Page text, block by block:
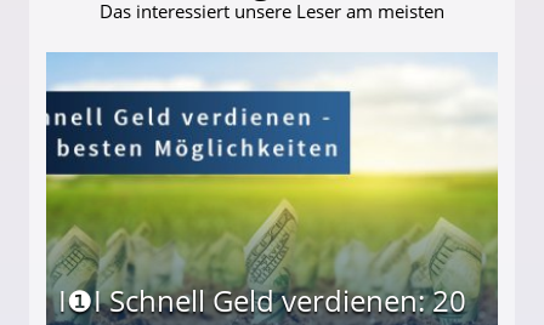
Das interessiert unsere Leser am meisten
I❶I Schnell Geld verdienen: 20